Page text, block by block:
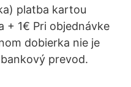
platba kartou
+ 1€ Pri objednávke
dobierka nie je
prevod.